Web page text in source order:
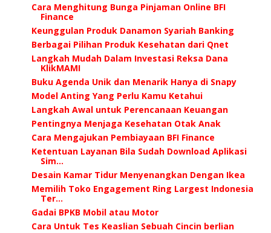
Cara Menghitung Bunga Pinjaman Online BFI
Finance
Keunggulan Produk Danamon Syariah Banking
Berbagai Pilihan Produk Kesehatan dari Qnet
Langkah Mudah Dalam Investasi Reksa Dana
KlikMAMI
Buku Agenda Unik dan Menarik Hanya di Snapy
Model Anting Yang Perlu Kamu Ketahui
Langkah Awal untuk Perencanaan Keuangan
Pentingnya Menjaga Kesehatan Otak Anak
Cara Mengajukan Pembiayaan BFI Finance
Ketentuan Layanan Bila Sudah Download Aplikasi
Sim...
Desain Kamar Tidur Menyenangkan Dengan Ikea
Memilih Toko Engagement Ring Largest Indonesia
Ter...
Gadai BPKB Mobil atau Motor
Cara Untuk Tes Keaslian Sebuah Cincin berlian